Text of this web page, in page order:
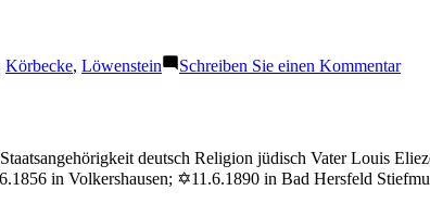
Körbecke, Löwenstein Schreiben Sie einen Kommentarzu
deutsch Religion jüdisch Vater Louis
in Volkershausen; ✡11.6.1890 in Bad Hersfeld